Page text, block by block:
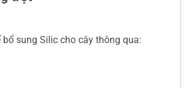
bổ sung Silic cho cây thông qua: